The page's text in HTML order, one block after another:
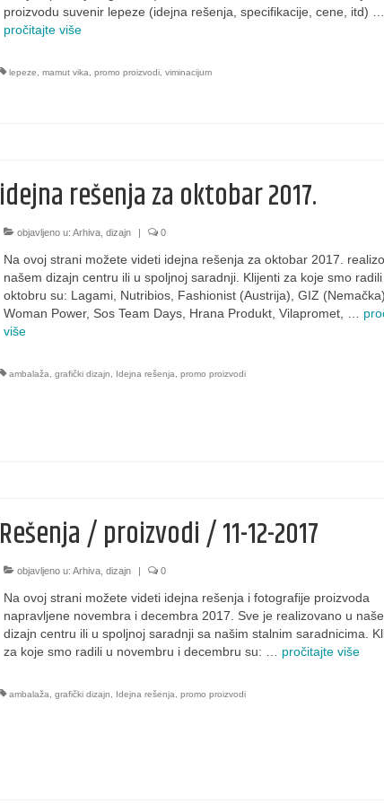
proizvodu suvenir lepeze (idejna rešenja, specifikacije, cene, itd) …
pročitajte više
lepeze mamut vika promo proizvodi, viminacijum
idejna rešenja za oktobar 2017.
objavljeno u: Arhiva, dizajn 0
Na ovoj strani možete videti idejna rešenja za oktobar 2017.
našem dizajn centru ili u spoljnoj saradnji. Klijenti za koje smo radili
oktobru su: Lagami, Nutribios, Fashionist (Austrija), GIZ
Woman Power, Sos Team Days, Hrana Produkt, Vilapromet, …
više
ambalaža, grafički dizajn, Idejna rešenja, promo proizvodi
Rešenja / proizvodi / 11-12-2017
objavljeno u: Arhiva, dizajn 0
Na ovoj strani možete videti idejna rešenja i fotografije proizvoda
napravljene novembra i decembra 2017. Sve je realizovano u
dizajn centru ili u spoljnoj saradnji sa našim stalnim saradnicima.
za koje smo radili u novembru i decembru su: … pročitajte više
ambalaža, grafički dizajn, Idejna rešenja, promo proizvodi